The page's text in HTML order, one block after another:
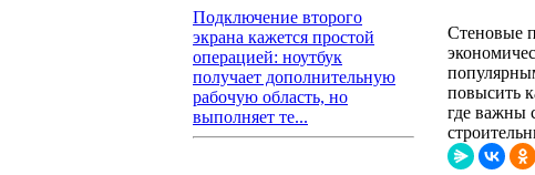
Подключение второго
экрана кажется простой
операцией: ноутбук
получает дополнительную
рабочую область, но
выполняет те...
Стеновые
повысить
где важны